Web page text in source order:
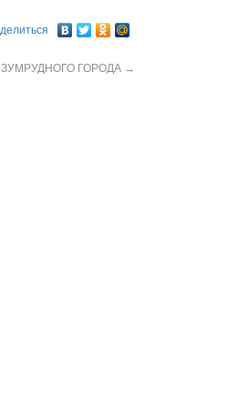
ГОРОДА →